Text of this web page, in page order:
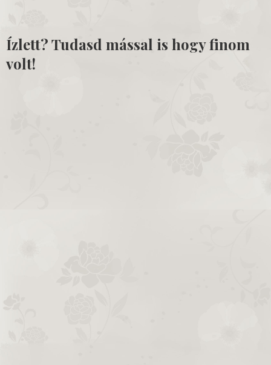
Ízlett? Tudasd mással is hogy finom
volt!